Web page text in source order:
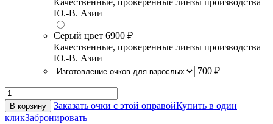
Качественные, проверенные линзы производства
Ю.-В. Азии
Серый цвет 6900 ₽
Качественные, проверенные линзы производства
Ю.-В. Азии
700 ₽
В корзину Заказать очки с этой оправойКупить в один
кликЗабронировать